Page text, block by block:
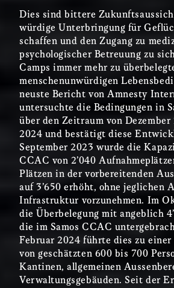
Dies sind bittere
würdige Unterbringung für
schaffen und den Zugang zu
psychologischer Betreuung zu
Camps immer mehr zu
menschenunwürdigen
neuste Bericht von Amnesty
untersuchte die Bedingungen in
über den Zeitraum von Dezember
2024 und bestätigt diese
September 2023 wurde die
CCAC von 2’040
Plätzen in der vorbereitenden
auf 3’650 erhöht, ohne jeglichen
Infrastruktur vorzunehmen. Im
die Überbelegung mit angeblich
die im Samos CCAC
Februar 2024 führte dies zu
von geschätzten 600 bis 700
Kantinen, allgemeinen
Verwaltungsgebäuden. Seit der